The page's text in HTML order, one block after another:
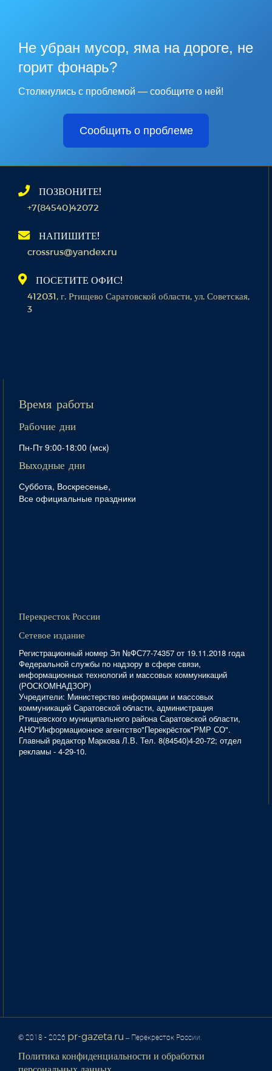
Не убран мусор, яма на дороге, не
горит фонарь?
Столкнулись с проблемой — сообщите о ней!
Сообщить о проблеме
ПОЗВОНИТЕ!
+7(84540)42072
НАПИШИТЕ!
crossrus@yandex.ru
ПОСЕТИТЕ ОФИС!
412031, г. Ртищево Саратовской области, ул. Советская,
3
Время работы
Рабочие дни
Пн-Пт 9:00-18:00 (мск)
Выходные дни
Суббота, Воскресенье,
Все официальные праздники
Перекресток России
Сетевое издание
Регистрационный номер Эл №ФС77-74357 от 19.11.2018 года
Федеральной службы по надзору в сфере связи,
информационных технологий и массовых коммуникаций
(РОСКОМНАДЗОР)
Учредители: Министерство информации и массовых
коммуникаций Саратовской области, администрация
Ртищевского муниципального района Саратовской области,
АНО"Информационное агентство"Перекрёсток"РМР СО".
Главный редактор Маркова Л.В. Тел. 8(84540)4-20-72; отдел
рекламы - 4-29-10.
© 2018 - 2026 pr-gazeta.ru – Перекресток России.
Политика конфиденциальности и обработки